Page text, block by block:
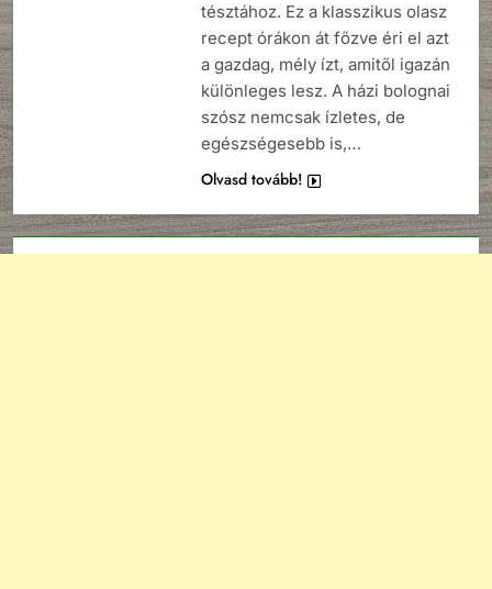
tésztához. Ez a klasszikus olasz
recept órákon át főzve éri el azt
a gazdag, mély ízt, amitől igazán
különleges lesz. A házi bolognai
szósz nemcsak ízletes, de
egészségesebb is,…
Olvasd tovább!